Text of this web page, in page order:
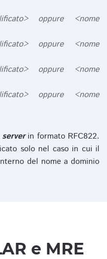
oppure <nome
oppure <nome
oppure <nome
oppure <nome
in formato RFC822.
solo nel caso in cui il
del nome a dominio
e MRE